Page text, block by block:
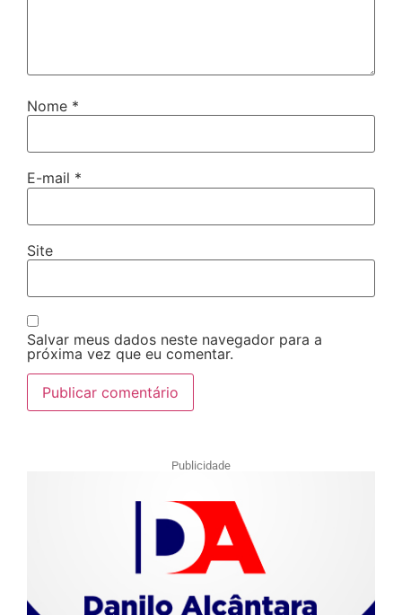
Nome *
E-mail *
Site
Salvar meus dados neste navegador para a
próxima vez que eu comentar.
Publicidade